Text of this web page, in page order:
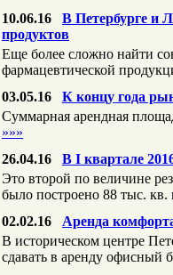
10.06.16
В Петербурге и
продуктов
Еще более сложно найти
фармацевтической
03.05.16
К концу года
Суммарная арендная
»»»
26.04.16
В I квартале
Это второй по величине
было построено 88 тыс.
02.02.16
Аренда
В историческом центре
сдавать в аренду